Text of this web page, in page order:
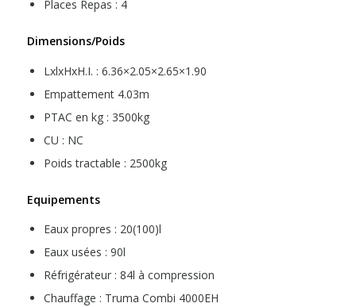
Places Repas : 4
Dimensions/Poids
LxlxHxH.I. : 6.36×2.05×2.65×1.90
Empattement 4.03m
PTAC en kg : 3500kg
CU : NC
Poids tractable : 2500kg
Equipements
Eaux propres : 20(100)l
Eaux usées : 90l
Réfrigérateur : 84l à compression
Chauffage : Truma Combi 4000EH